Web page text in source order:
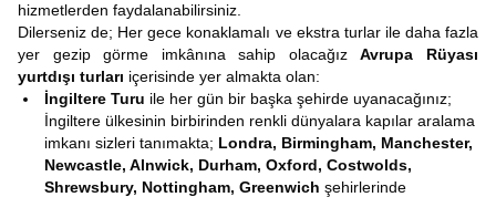
hizmetlerden faydalanabilirsiniz.
Dilerseniz de; Her gece konaklamalı ve ekstra turlar ile daha fazla
yer gezip görme imkânına sahip olacağızAvrupa Rüyası
yurtdışı turları içerisinde yer almakta olan:
İngiltere Turu ile her gün bir başka şehirde uyanacağınız;
İngiltere ülkesinin birbirinden renkli dünyalara kapılar aralama
imkanı sizleri tanımakta; Londra, Birmingham, Manchester,
Newcastle, Alnwick, Durham, Oxford, Costwolds,
Shrewsbury, Nottingham, Greenwich şehirlerinde